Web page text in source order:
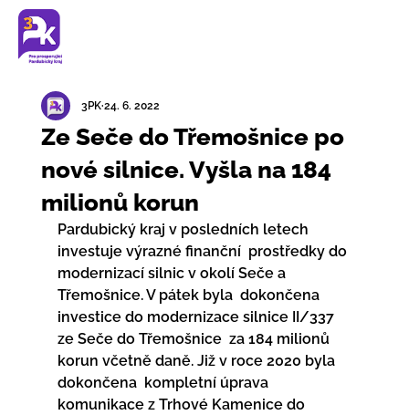
Ze Seče do Třemošnice po
nové silnice. Vyšla na 184
milionů korun
3PK 24. 6. 2022
Pardubický kraj v posledních letech
investuje výrazné finanční  prostředky do
modernizací silnic v okolí Seče a
Třemošnice. V pátek byla  dokončena
investice do modernizace silnice II/337
ze Seče do Třemošnice  za 184 milionů
korun včetně daně. Již v roce 2020 byla
dokončena  kompletní úprava
komunikace z Trhové Kamenice do